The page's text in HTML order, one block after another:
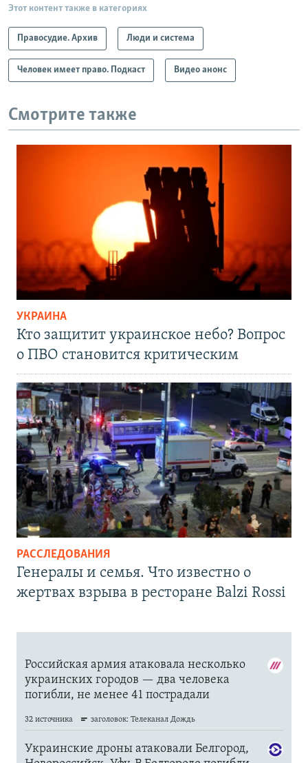
Этот контент также в категориях
Правосудие. Архив Люди и система
Человек имеет право. Подкаст Видео анонс
Смотрите также
УКРАИНА
Кто защитит украинское небо? Вопрос
о ПВО становится критическим
РАССЛЕДОВАНИЯ
Генералы и семья. Что известно о
жертвах взрыва в ресторане Balzi Rossi